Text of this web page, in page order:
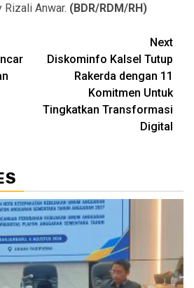
Rizali Anwar. (BDR/RDM/RH)
Next
Diskominfo Kalsel Tutup
Rakerda dengan 11
Komitmen Untuk
Tingkatkan Transformasi
Digital